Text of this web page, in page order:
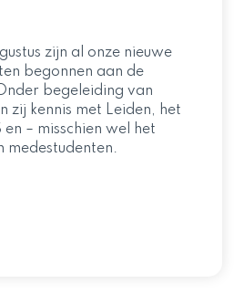
zijn al onze nieuwe
begonnen aan de
begeleiding van
zij kennis met Leiden, het
– misschien wel het
medestudenten.